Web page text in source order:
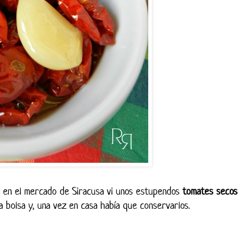
el mercado de Siracusa vi unos estupendos tomates secos
y, una vez en casa había que conservarlos.